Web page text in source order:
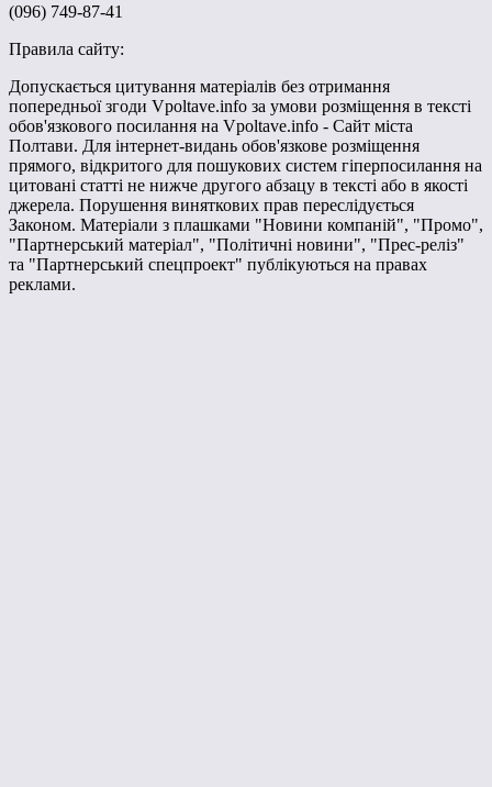
(096) 749-87-41
Правила сайту:
Допускається цитування матеріалів без отримання
попередньої згоди Vpoltave.info за умови розміщення в тексті
обов'язкового посилання на Vpoltave.info - Сайт міста
Полтави. Для інтернет-видань обов'язкове розміщення
прямого, відкритого для пошукових систем гіперпосилання на
цитовані статті не нижче другого абзацу в тексті або в якості
джерела. Порушення виняткових прав переслідується
Законом. Матеріали з плашками "Новини компаній", "Промо",
"Партнерський матеріал", "Політичні новини", "Прес-реліз"
та "Партнерський спецпроект" публікуються на правах
реклами.